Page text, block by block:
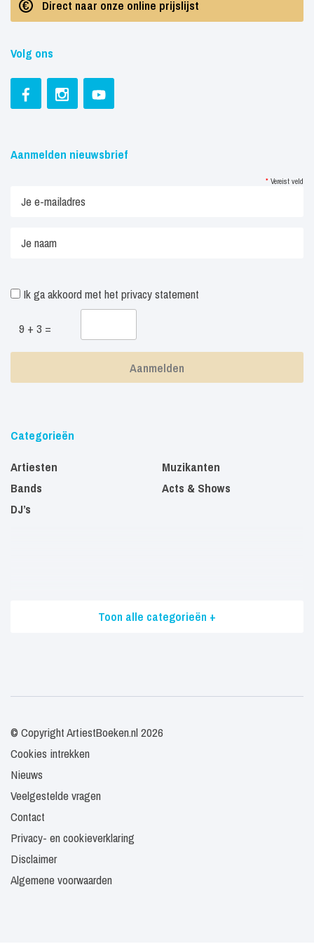
Direct naar onze online prijslijst
Volg ons
Aanmelden nieuwsbrief
* Vereist veld
Ik ga akkoord met het privacy statement
9 + 3 =
Categorieën
Artiesten
Bands
DJ’s
Muzikanten
Acts & Shows
Toon alle categorieën +
© Copyright ArtiestBoeken.nl 2026
Cookies intrekken
Nieuws
Veelgestelde vragen
Contact
Privacy- en cookieverklaring
Disclaimer
Algemene voorwaarden